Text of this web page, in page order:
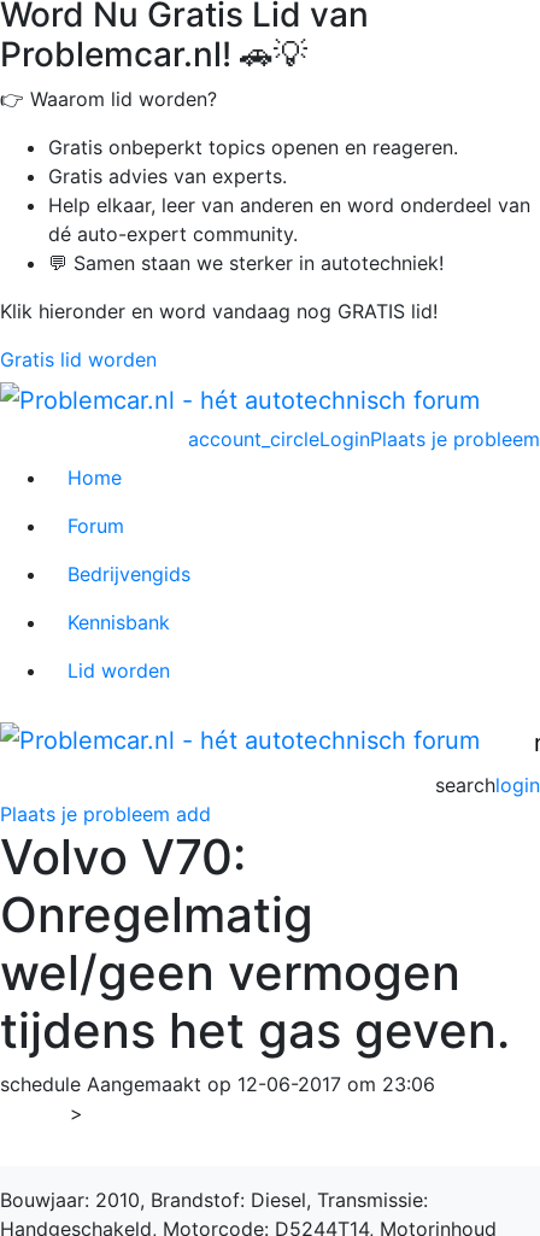
Word Nu Gratis Lid van
Problemcar.nl! 🚗💡
👉 Waarom lid worden?
Gratis onbeperkt topics openen en reageren.
Gratis advies van experts.
Help elkaar, leer van anderen en word onderdeel van
dé auto-expert community.
💬 Samen staan we sterker in autotechniek!
Klik hieronder en word vandaag nog GRATIS lid!
Gratis lid worden
Plaats je probleem
account_circleLogin
Home
Forum
Bedrijvengids
Kennisbank
Lid worden
login
search
Plaats je probleem add
Volvo V70:
Onregelmatig
wel/geen vermogen
tijdens het gas geven.
schedule Aangemaakt op 12-06-2017 om 23:06
>
Bouwjaar: 2010, Brandstof: Diesel, Transmissie:
Handgeschakeld, Motorcode: D5244T14, Motorinhoud